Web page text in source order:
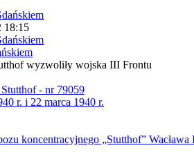
18:15
wyzwoliły wojska III Frontu
- nr 79059
r. i 22 marca 1940 r.
koncentracyjnego „Stutthof”